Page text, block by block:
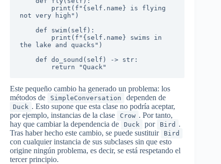
not very high")
the lake and quacks")
        return "Quack"
Este pequeño cambio ha generado un problema: los
métodos de
SimpleConversation dependen de
Duck . Esto supone que esta clase no podría aceptar,
por ejemplo, instancias de la clase
Crow . Por tanto,
hay que cambiar la dependencia de
Duck por Bird .
Tras haber hecho este cambio, se puede sustituir
Bird
con cualquier instancia de sus subclases sin que esto
origine ningún problema, es decir, se está respetando el
tercer principio.